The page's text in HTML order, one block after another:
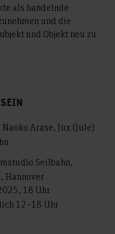
als handelnde
und die
und Objekt neu zu
Arase, Jux (Jule)
Seilbahn,
Hannover
18 Uhr
12–18 Uhr